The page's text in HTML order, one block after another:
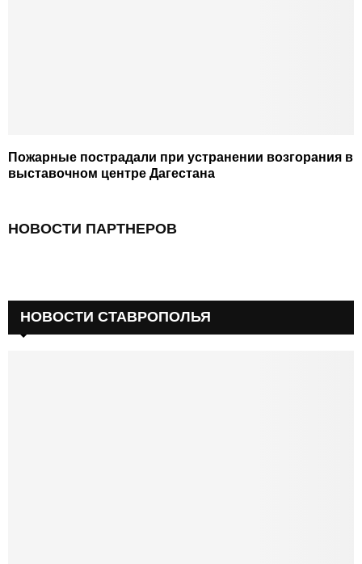
Пожарные пострадали при устранении возгорания в
выставочном центре Дагестана
НОВОСТИ ПАРТНЕРОВ
НОВОСТИ СТАВРОПОЛЬЯ